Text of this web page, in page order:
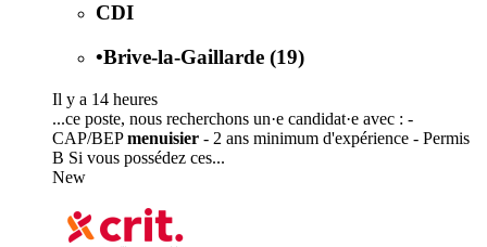
CDI
•Brive-la-Gaillarde (19)
Il y a 14 heures
...ce poste, nous recherchons un·e candidat·e avec : -
CAP/BEPmenuisier - 2 ans minimum d'expérience - Permis
B Si vous possédez ces...
New